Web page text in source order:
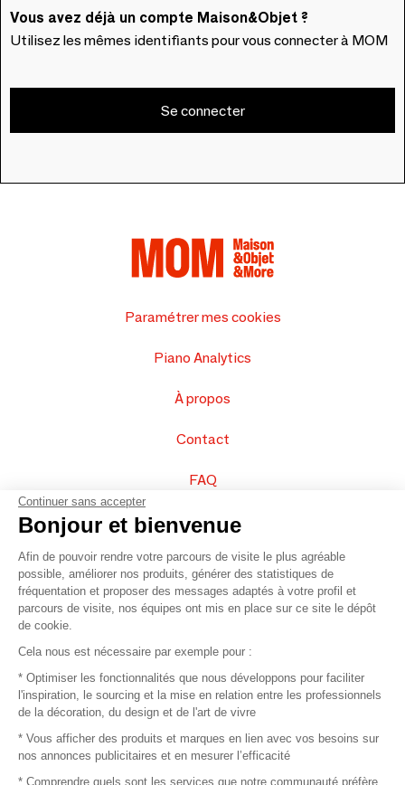
Vous avez déjà un compte Maison&Objet ?
Utilisez les mêmes identifiants pour vous connecter à MOM
Se connecter
Paramétrer mes cookies
Piano Analytics
À propos
Contact
FAQ
Vendez vos produits
Plan du site
© 2016 –Organisation SAFI
Recrutement
Continuer sans accepter
Bonjour et bienvenue
Afin de pouvoir rendre votre parcours de visite le plus agréable
possible, améliorer nos produits, générer des statistiques de
fréquentation et proposer des messages adaptés à votre profil et
parcours de visite, nos équipes ont mis en place sur ce site le dépôt
de cookie.
Cela nous est nécessaire par exemple pour :
* Optimiser les fonctionnalités que nous développons pour faciliter
l'inspiration, le sourcing et la mise en relation entre les professionnels
de la décoration, du design et de l'art de vivre
* Vous afficher des produits et marques en lien avec vos besoins sur
nos annonces publicitaires et en mesurer l’efficacité
* Comprendre quels sont les services que notre communauté préfère